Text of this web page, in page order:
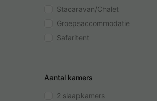
Stacaravan/Chalet
Groepsaccommodatie
Safaritent
Aantal kamers
2 slaapkamers